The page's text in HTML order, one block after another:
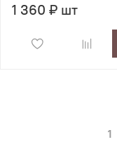
1 360 ₽ шт
1